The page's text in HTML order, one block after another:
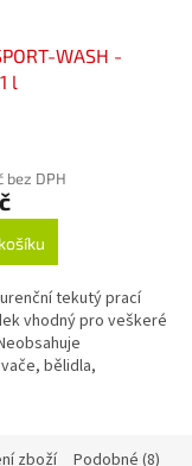
WASH -
l
bez DPH
tekutý prací
vhodný pro veškeré
bělidla,
zboží Podobné (8)